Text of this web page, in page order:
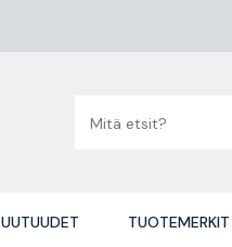
UUTUUDET TUOTEMERKIT